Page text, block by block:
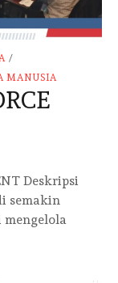
/
MANUSIA
Deskripsi
semakin
mengelola